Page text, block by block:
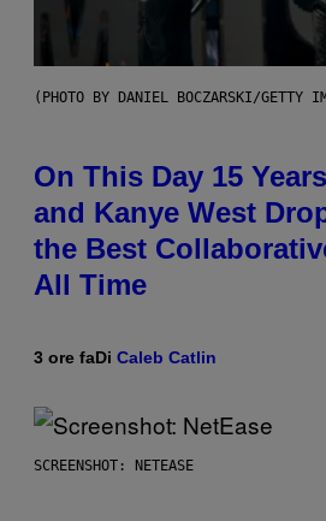
(PHOTO BY DANIEL BOCZARSKI/GETTY
On This Day 15
and Kanye West
the Best
All Time
3 ore faDi Caleb Catlin
SCREENSHOT: NETEASE